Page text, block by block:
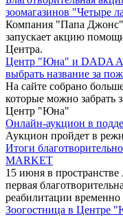
зоомагазинов "Четыре
Компания "Папа Джонс"
запускает акцию
Центра.
Центр "Юна" и DADA
выбрать название за
На сайте собрано
которые можно забрать
Центр "Юна"
Онлайн-аукцион в
Аукцион пройдет в
Итоги
MARKET
15 июня в пространстве
первая
реабилитации
Зоогостница в Центре